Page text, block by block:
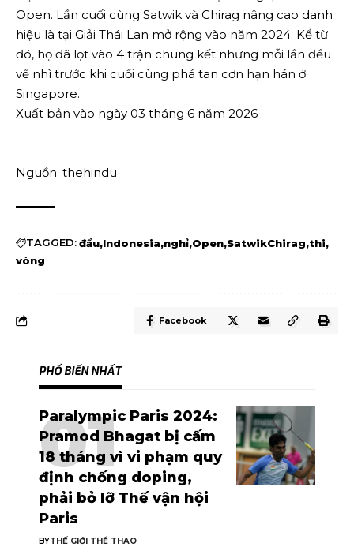
Open. Lần cuối cùng Satwik và Chirag nâng cao danh
hiệu là tại Giải Thái Lan mở rộng vào năm 2024. Kể từ
đó, họ đã lọt vào 4 trận chung kết nhưng mỗi lần đều
về nhì trước khi cuối cùng phá tan cơn hạn hán ở
Singapore.
Xuất bản vào ngày 03 tháng 6 năm 2026
Nguồn: thehindu
TAGGED:đầu Indonesia nghỉ Open SatwikChirag thi
vòng
Facebook
PHỔ BIẾN NHẤT
Paralympic Paris 2024:
Pramod Bhagat bị cấm
18 tháng vì vi phạm quy
định chống doping,
phải bỏ lỡ Thế vận hội
Paris
BYTHẾ GIỚI THỂ THAO